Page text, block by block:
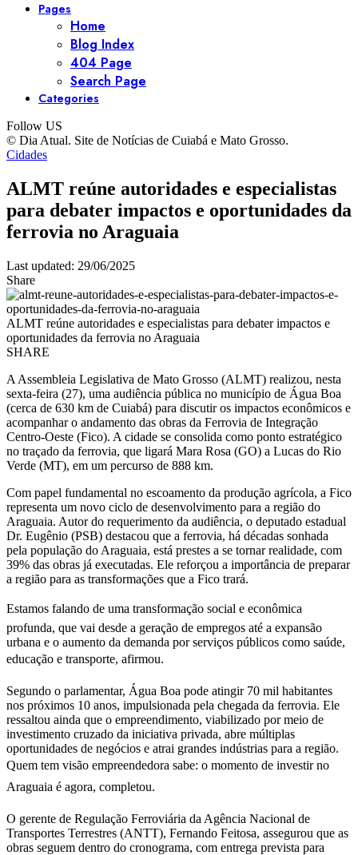
Pages
Home
Blog Index
404 Page
Search Page
Categories
Follow US
© Dia Atual. Site de Notícias de Cuiabá e Mato Grosso.
Cidades
ALMT reúne autoridades e especialistas
para debater impactos e oportunidades da
ferrovia no Araguaia
Last updated: 29/06/2025
Share
ALMT reúne autoridades e especialistas para debater impactos e
oportunidades da ferrovia no Araguaia
SHARE
A Assembleia Legislativa de Mato Grosso (ALMT) realizou, nesta
sexta-feira (27), uma audiência pública no município de Água Boa
(cerca de 630 km de Cuiabá) para discutir os impactos econômicos e
acompanhar o andamento das obras da Ferrovia de Integração
Centro-Oeste (Fico). A cidade se consolida como ponto estratégico
no traçado da ferrovia, que ligará Mara Rosa (GO) a Lucas do Rio
Verde (MT), em um percurso de 888 km.
Com papel fundamental no escoamento da produção agrícola, a Fico
representa um novo ciclo de desenvolvimento para a região do
Araguaia. Autor do requerimento da audiência, o deputado estadual
Dr. Eugênio (PSB) destacou que a ferrovia, há décadas sonhada
pela população do Araguaia, está prestes a se tornar realidade, com
39% das obras já executadas. Ele reforçou a importância de preparar
a região para as transformações que a Fico trará.
Estamos falando de uma transformação social e econômica
profunda, que vai desde a geração de empregos até a expansão
urbana e o aumento da demanda por serviços públicos como saúde,
educação e transporte, afirmou.
Segundo o parlamentar, Água Boa pode atingir 70 mil habitantes
nos próximos 10 anos, impulsionada pela chegada da ferrovia. Ele
ressaltou ainda que o empreendimento, viabilizado por meio de
investimento cruzado da iniciativa privada, abre múltiplas
oportunidades de negócios e atrai grandes indústrias para a região.
Quem tem visão empreendedora sabe: o momento de investir no
Araguaia é agora, completou.
O gerente de Regulação Ferroviária da Agência Nacional de
Transportes Terrestres (ANTT), Fernando Feitosa, assegurou que as
obras seguem dentro do cronograma, com entrega prevista para